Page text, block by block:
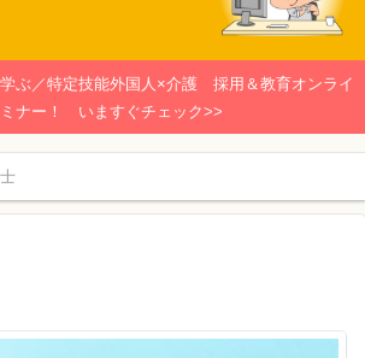
ぶ／特定技能外国人×介護 採用＆教育オンライ
ミナー！ いますぐチェック>>